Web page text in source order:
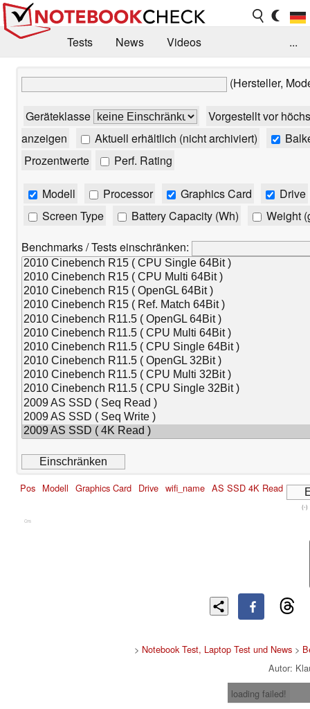
Tests News
Videos
Forum
...
(Hersteller,
Geräteklasse
Vorgestellt vor
anzeigen
Aktuell erhältlich (nicht archiviert)
Prozentwerte
Perf. Rating
Modell Processor Graphics Card
Drive
Screen Type
Battery Capacity (Wh)
Weight
Benchmarks / Tests einschränken:
Pos Modell Graphics Card Drive wifi_name AS SSD 4K Read
(-)
Cns
> Notebook Test, Laptop Test und News >
Autor:
loading failed!